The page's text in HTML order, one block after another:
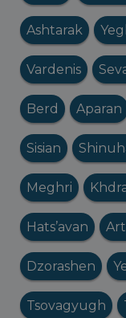
Ashtarak
Vardenis
Berd Aparan
Sisian
Meghri
Hats’avan
Dzorashen
Tsovagyugh